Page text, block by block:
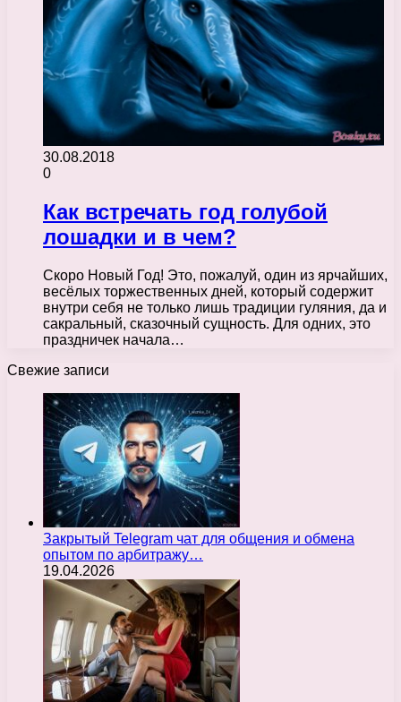
30.08.2018
0
Как встречать год голубой
лошадки и в чем?
Скоро Новый Год! Это, пожалуй, один из ярчайших,
весёлых торжественных дней, который содержит
внутри себя не только лишь традиции гуляния, да и
сакральный, сказочный сущность. Для одних, это
праздничек начала…
Свежие записи
Закрытый Telegram чат для общения и обмена
опытом по арбитражу…
19.04.2026